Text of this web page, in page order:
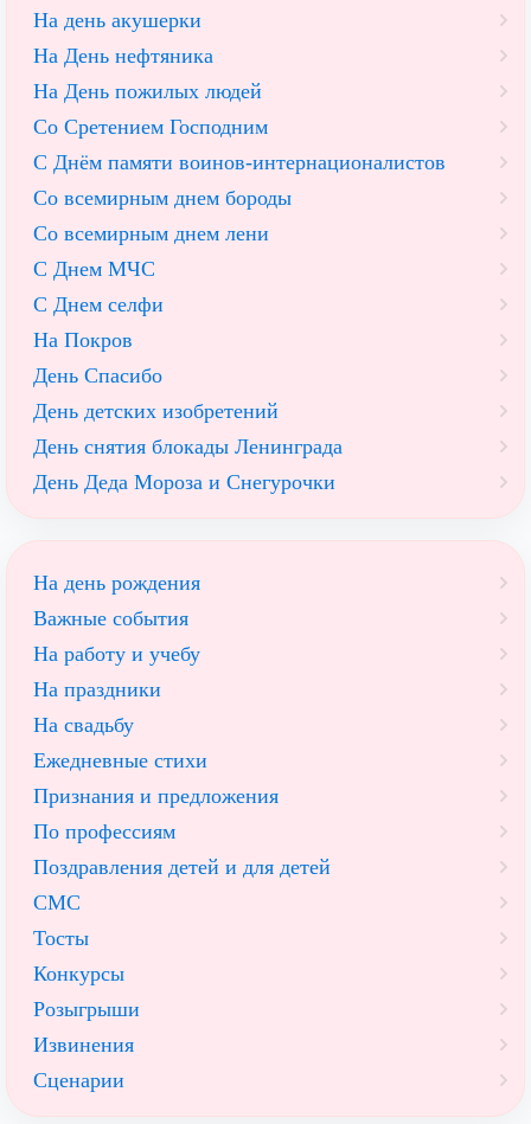
На день акушерки
На День нефтяника
На День пожилых людей
Со Сретением Господним
С Днём памяти воинов-интернационалистов
Со всемирным днем бороды
Со всемирным днем лени
С Днем МЧС
С Днем селфи
На Покров
День Спасибо
День детских изобретений
День снятия блокады Ленинграда
День Деда Мороза и Снегурочки
На день рождения
Важные события
На работу и учебу
На праздники
На свадьбу
Ежедневные стихи
Признания и предложения
По профессиям
Поздравления детей и для детей
СМС
Тосты
Конкурсы
Розыгрыши
Извинения
Сценарии